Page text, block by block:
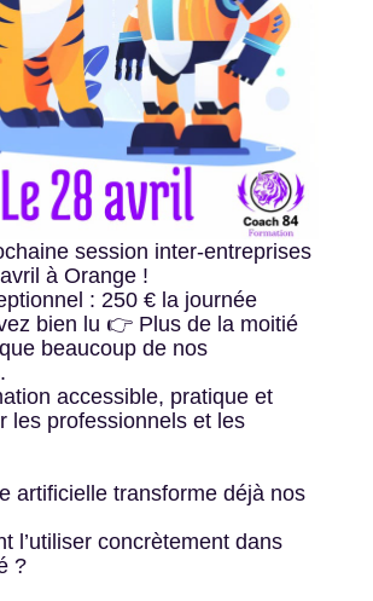
session inter-entreprises
à Orange !
: 250 € la journée
bien lu 👉 Plus de la moitié
beaucoup de nos
accessible, pratique et
les professionnels et les
artificielle transforme déjà nos
l’utiliser concrètement dans
?